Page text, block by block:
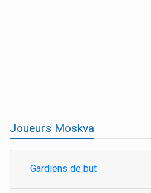
Joueurs Moskva
Gardiens de but